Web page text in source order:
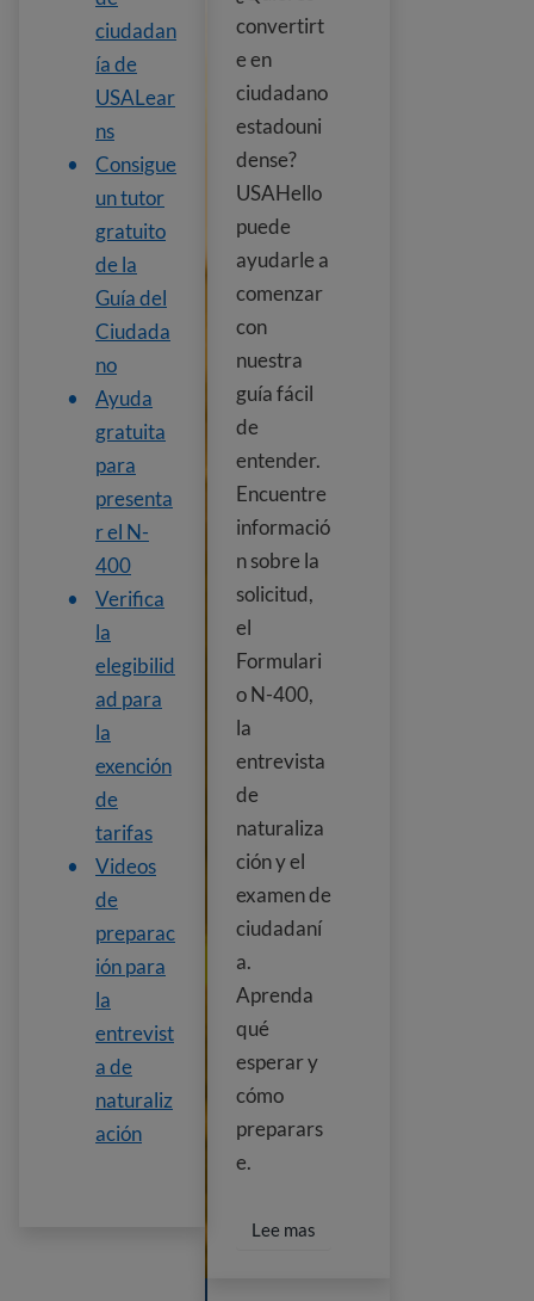
ciudadan
ía de
USALear
ns
Consigue
un tutor
gratuito
de la
Guía del
Ciudada
no
Ayuda
gratuita
para
presenta
r el N-
400
Verifica
la
elegibilid
ad para
la
exención
de
tarifas
Videos
de
preparac
ión para
la
entrevist
a de
naturaliz
ación
convertirt
e en
ciudadano
estadouni
dense?
USAHello
puede
ayudarle a
comenzar
con
nuestra
guía fácil
de
entender.
Encuentre
informació
n sobre la
solicitud,
el
Formulari
o N-400,
la
entrevista
de
naturaliza
ción y el
examen de
ciudadaní
a.
Aprenda
qué
esperar y
cómo
preparars
e.
Lee mas